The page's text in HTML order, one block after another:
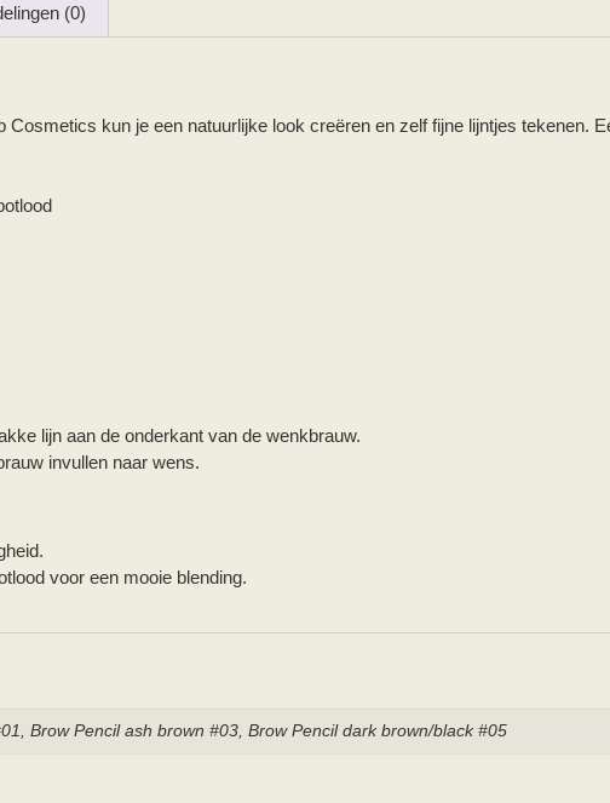
(0)
kun je een natuurlijke look creëren en zelf fijne lijntjes tekenen.
lijn aan de onderkant van de wenkbrauw.
invullen naar wens.
voor een mooie blending.
Brow Pencil ash brown #03, Brow Pencil dark brown/black #05